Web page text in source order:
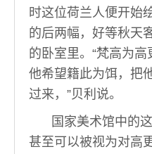
时这位荷兰人便开始
的后两幅，好等秋天
的卧室里。“梵高为高
他希望籍此为饵，把
过来，”贝利说。
国家美术馆中的
甚至可以被视为对高